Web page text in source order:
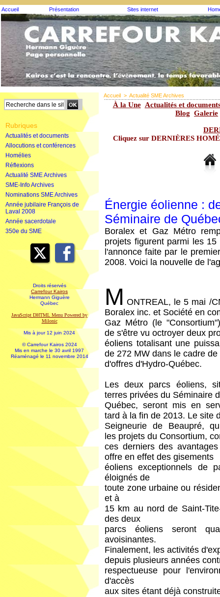
Accueil Présentation Sites internet
Rubriques
Actualités et documents
Allocutions et conférences
Homélies
Réflexions
Actualité SME Archives
SME-Info Archives
Nominations SME Archives
Année jubilaire François de
Laval 2008
Année sacerdotale
350e du SME
Droits réservés
Carrefour Kairos
Hermann Giguère
Québec
JavaScript DHTML Menu Powered by
Milonic
Mis à jour 12 juin 2024
© Carrefour Kairos 2024
Mis en marche le 30 avril 1997
Réaménagé le 11 novembre 2014
Accueil > Actualité SME Archives
À la Une Actualités et
Blog Galerie
Cliquez sur DERNIÈRES
Énergie éolienne :
Séminaire de
Boralex et Gaz Métro
projets figurent parmi les
l'annonce faite par le
2008. Voici la nouvelle de
M ONTREAL, le 5 mai /
Boralex inc. et Société en
Gaz Métro (le
de s'être vu octroyer deux
éoliens totalisant une
de 272 MW dans le cadre de
d'offres d'Hydro-Québec.
Les deux parcs éoliens,
terres privées du Séminaire
Québec, seront mis en
tard à la fin de 2013. Le site
Seigneurie de Beaupré,
les projets du Consortium,
ces derniers des
offre en effet des gisements
éoliens exceptionnels de
éloignés de
toute zone urbaine ou
et à
15 km au nord de Saint-
des deux
parcs éoliens seront
avoisinantes.
Finalement, les activités
depuis plusieurs années
respectueuse pour
d'accès
aux sites étant déjà